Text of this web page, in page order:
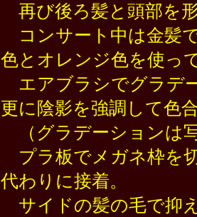
再び後ろ髪と頭部を
コンサート中は金髪
色とオレンジ色を使っ
エアブラシでグラデ
更に陰影を強調して色
（グラデーションは
プラ板でメガネ枠を
代わりに接着。
サイドの髪の毛で抑